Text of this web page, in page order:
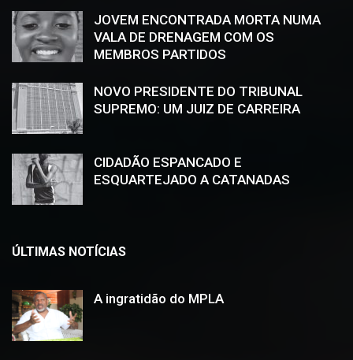
JOVEM ENCONTRADA MORTA NUMA
VALA DE DRENAGEM COM OS
MEMBROS PARTIDOS
NOVO PRESIDENTE DO TRIBUNAL
SUPREMO: UM JUIZ DE CARREIRA
CIDADÃO ESPANCADO E
ESQUARTEJADO A CATANADAS
ÚLTIMAS NOTÍCIAS
A ingratidão do MPLA